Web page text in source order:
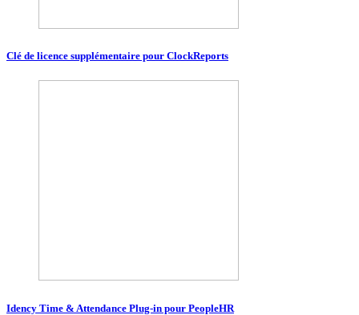
Clé de licence supplémentaire pour ClockReports
Idency Time & Attendance Plug-in pour PeopleHR